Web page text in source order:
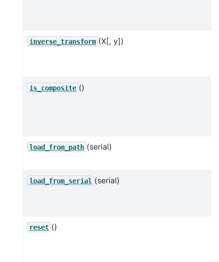
inverse_transform (X[, y])
is_composite ()
load_from_path (serial)
load_from_serial (serial)
reset ()